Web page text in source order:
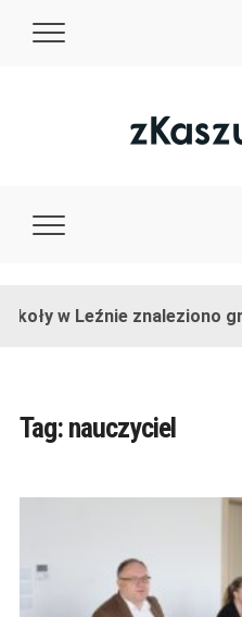
w Leźnie znaleziono granat!
Tag: nauczyciel